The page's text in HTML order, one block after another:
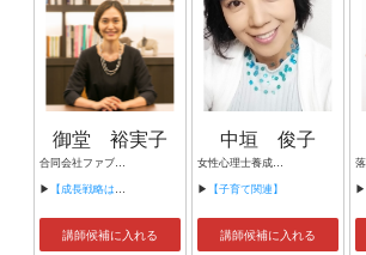
御堂 裕実子
合同会社ファブリッジ 代表社員
▶ 【成長戦略は台湾に学べ】
講師候補に入れる
中垣 俊子
女性心理士養成学院 学院長 女性のためのカウンセリングルーム 主宰 アドラーこども学校（放課後スクール） 校長 認定心理士・保育士
▶ 【子育て関連】
講師候補に入れる
▶